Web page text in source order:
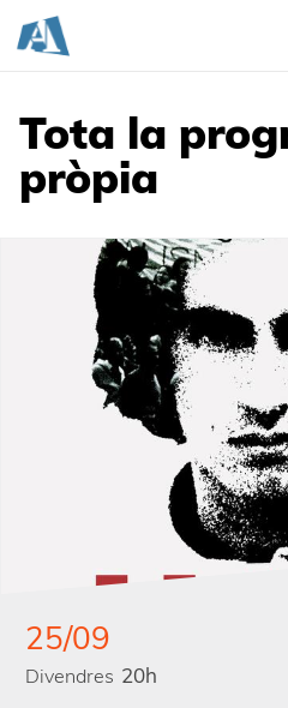
Tota la
pròpia
25/09
Divendres 20h